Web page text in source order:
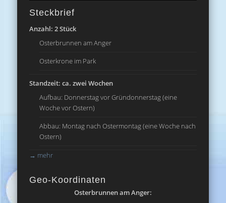
Steckbrief
Anzahl: 2 Stück
Osterbrunnen am Anger
Osterkrone im Park
Standzeit: ca. zwei Wochen
Aufbau: Donnerstag vor Gründonnerstag (eine
Woche vor Ostern)
Abbau: Montag nach Ostermontag (eine Woche nach
Ostern)
→ mehr
Geo-Koordinaten
Osterbrunnen am Anger: